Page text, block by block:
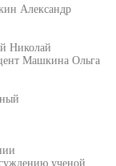
Александр
Николай
Машкина Ольга
ученой